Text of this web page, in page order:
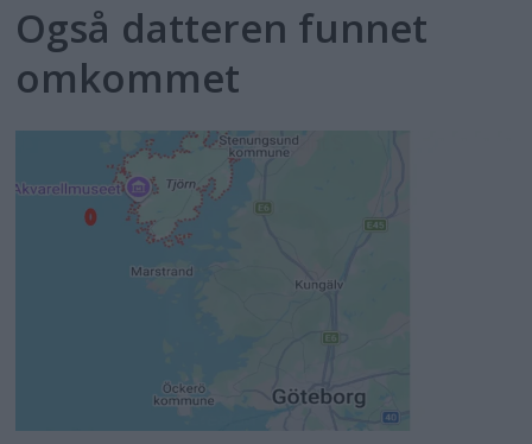
Også datteren funnet
omkommet